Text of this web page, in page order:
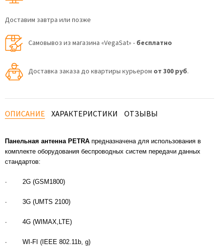
Доставим завтра или позже
Самовывоз из магазина «VegaSat» - бесплатно
Доставка заказа до квартиры курьером от 300 руб.
ОПИСАНИЕ ХАРАКТЕРИСТИКИ ОТЗЫВЫ
Панельная антенна PETRA предназначена для использования в
комплекте оборудования беспроводных систем передачи данных
стандартов:
· 2G (GSM1800)
· 3G (UMTS 2100)
· 4G (WIMAX,LTE)
· WI-FI (IEEE 802.11b, g)